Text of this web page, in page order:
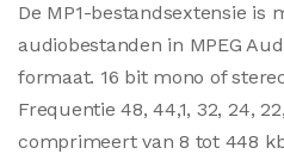
De MP1-bestandsextensie is
audiobestanden in MPEG
formaat. 16 bit mono of
Frequentie 48, 44,1, 32, 24,
comprimeert van 8 tot 448